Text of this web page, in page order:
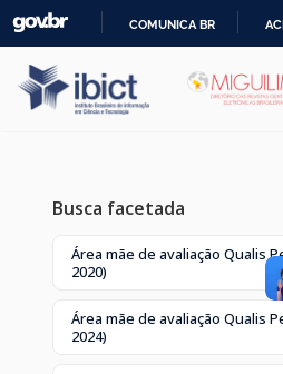
navigation
PARA
O
COMUNICA BR
Busca facetada
Área mãe de avaliação Qualis
2020)
Área mãe de avaliação Qualis
2024)